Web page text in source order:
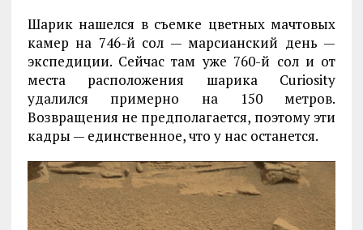
Шарик нашелся в съемке цветных мачтовых
камер на 746-й сол — марсианский день —
экспедиции. Сейчас там уже 760-й сол и от
места расположения шарика Curiosity
удалился примерно на 150 метров.
Возвращения не предполагается, поэтому эти
кадры — единственное, что у нас останется.